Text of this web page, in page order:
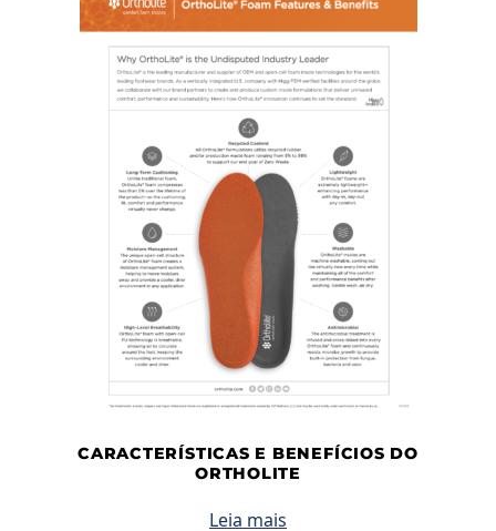
CARACTERÍSTICAS E BENEFÍCIOS DO
ORTHOLITE
Leia mais